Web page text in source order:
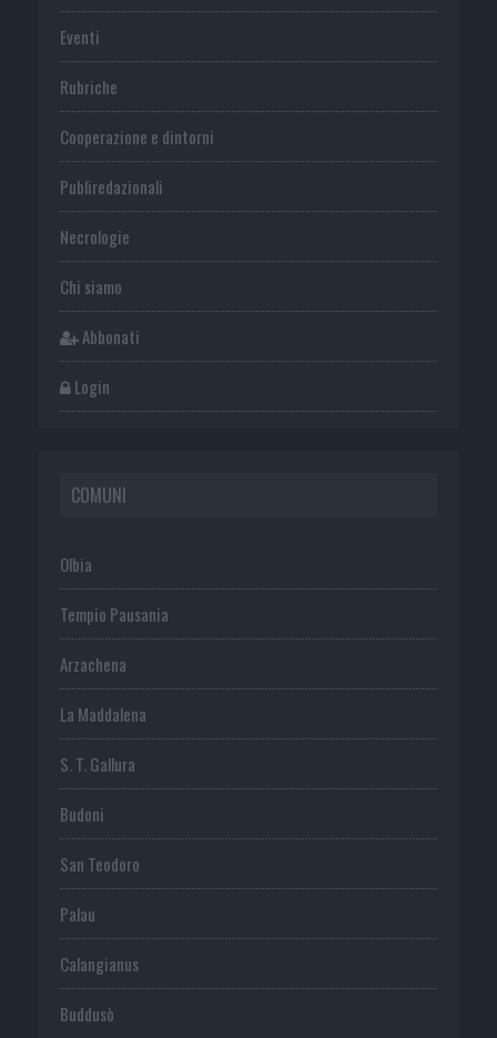
Eventi
Rubriche
Cooperazione e dintorni
Publiredazionali
Necrologie
Chi siamo
Abbonati
Login
COMUNI
Olbia
Tempio Pausania
Arzachena
La Maddalena
S. T. Gallura
Budoni
San Teodoro
Palau
Calangianus
Buddusò